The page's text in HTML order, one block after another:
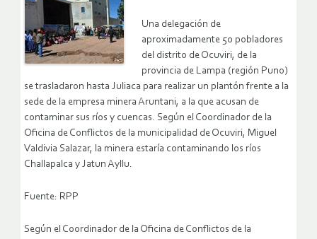
Una delegación de
aproximadamente 50 pobladores
del distrito de Ocuviri, de la
provincia de Lampa (región Puno)
se trasladaron hasta Juliaca para realizar un plantón frente a la
sede de la empresa minera Aruntani, a la que acusan de
contaminar sus ríos y cuencas. Según el Coordinador de la
Oficina de Conflictos de la municipalidad de Ocuviri, Miguel
Valdivia Salazar, la minera estaría contaminando los ríos
Challapalca y Jatun Ayllu.
Fuente: RPP
Según el Coordinador de la Oficina de Conflictos de la